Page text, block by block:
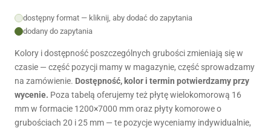
dostępny format — kliknij, aby dodać do zapytania
dodany do zapytania
Kolory i dostępność poszczególnych grubości zmieniają się w
czasie — część pozycji mamy w magazynie, część sprowadzamy
na zamówienie. Dostępność, kolor i termin potwierdzamy przy
wycenie. Poza tabelą oferujemy też płytę wielokomorową 16
mm w formacie 1200×7000 mm oraz płyty komorowe o
grubościach 20 i 25 mm — te pozycje wyceniamy indywidualnie,